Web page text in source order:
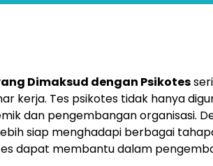
Dimaksud dengan Psikotes
kerja. Tes psikotes tidak hanya
dan pengembangan organisasi.
siap menghadapi berbagai
dapat membantu dalam